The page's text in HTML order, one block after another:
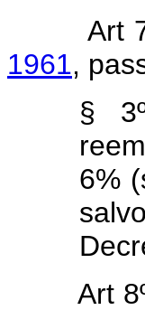
Art
1961,
§
6%
Art